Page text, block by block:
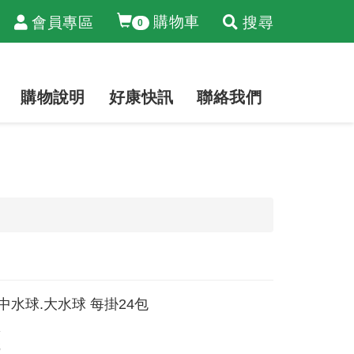
會員專區 0 購物車 搜尋
購物說明 好康快訊 聯絡我們
水球.大水球 每掛24包